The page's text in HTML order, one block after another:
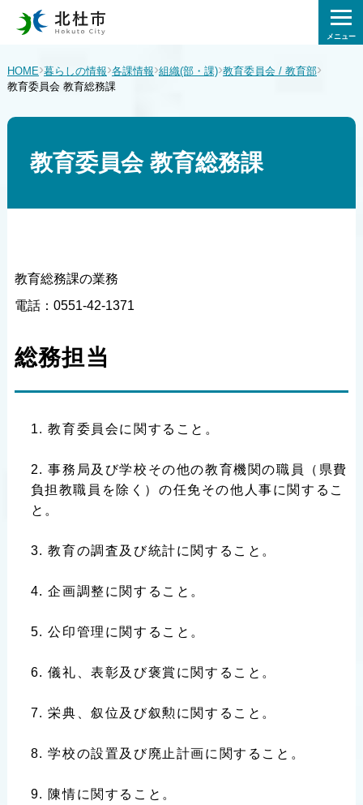
メニュー
HOME›暮らしの情報›各課情報›組織(部・課)›教育委員会 / 教育部›
教育委員会 教育総務課
教育委員会 教育総務課
教育総務課の業務
電話：0551-42-1371
総務担当
教育委員会に関すること。
事務局及び学校その他の教育機関の職員（県費
負担教職員を除く）の任免その他人事に関するこ
と。
教育の調査及び統計に関すること。
企画調整に関すること。
公印管理に関すること。
儀礼、表彰及び褒賞に関すること。
栄典、叙位及び叙勲に関すること。
学校の設置及び廃止計画に関すること。
陳情に関すること。